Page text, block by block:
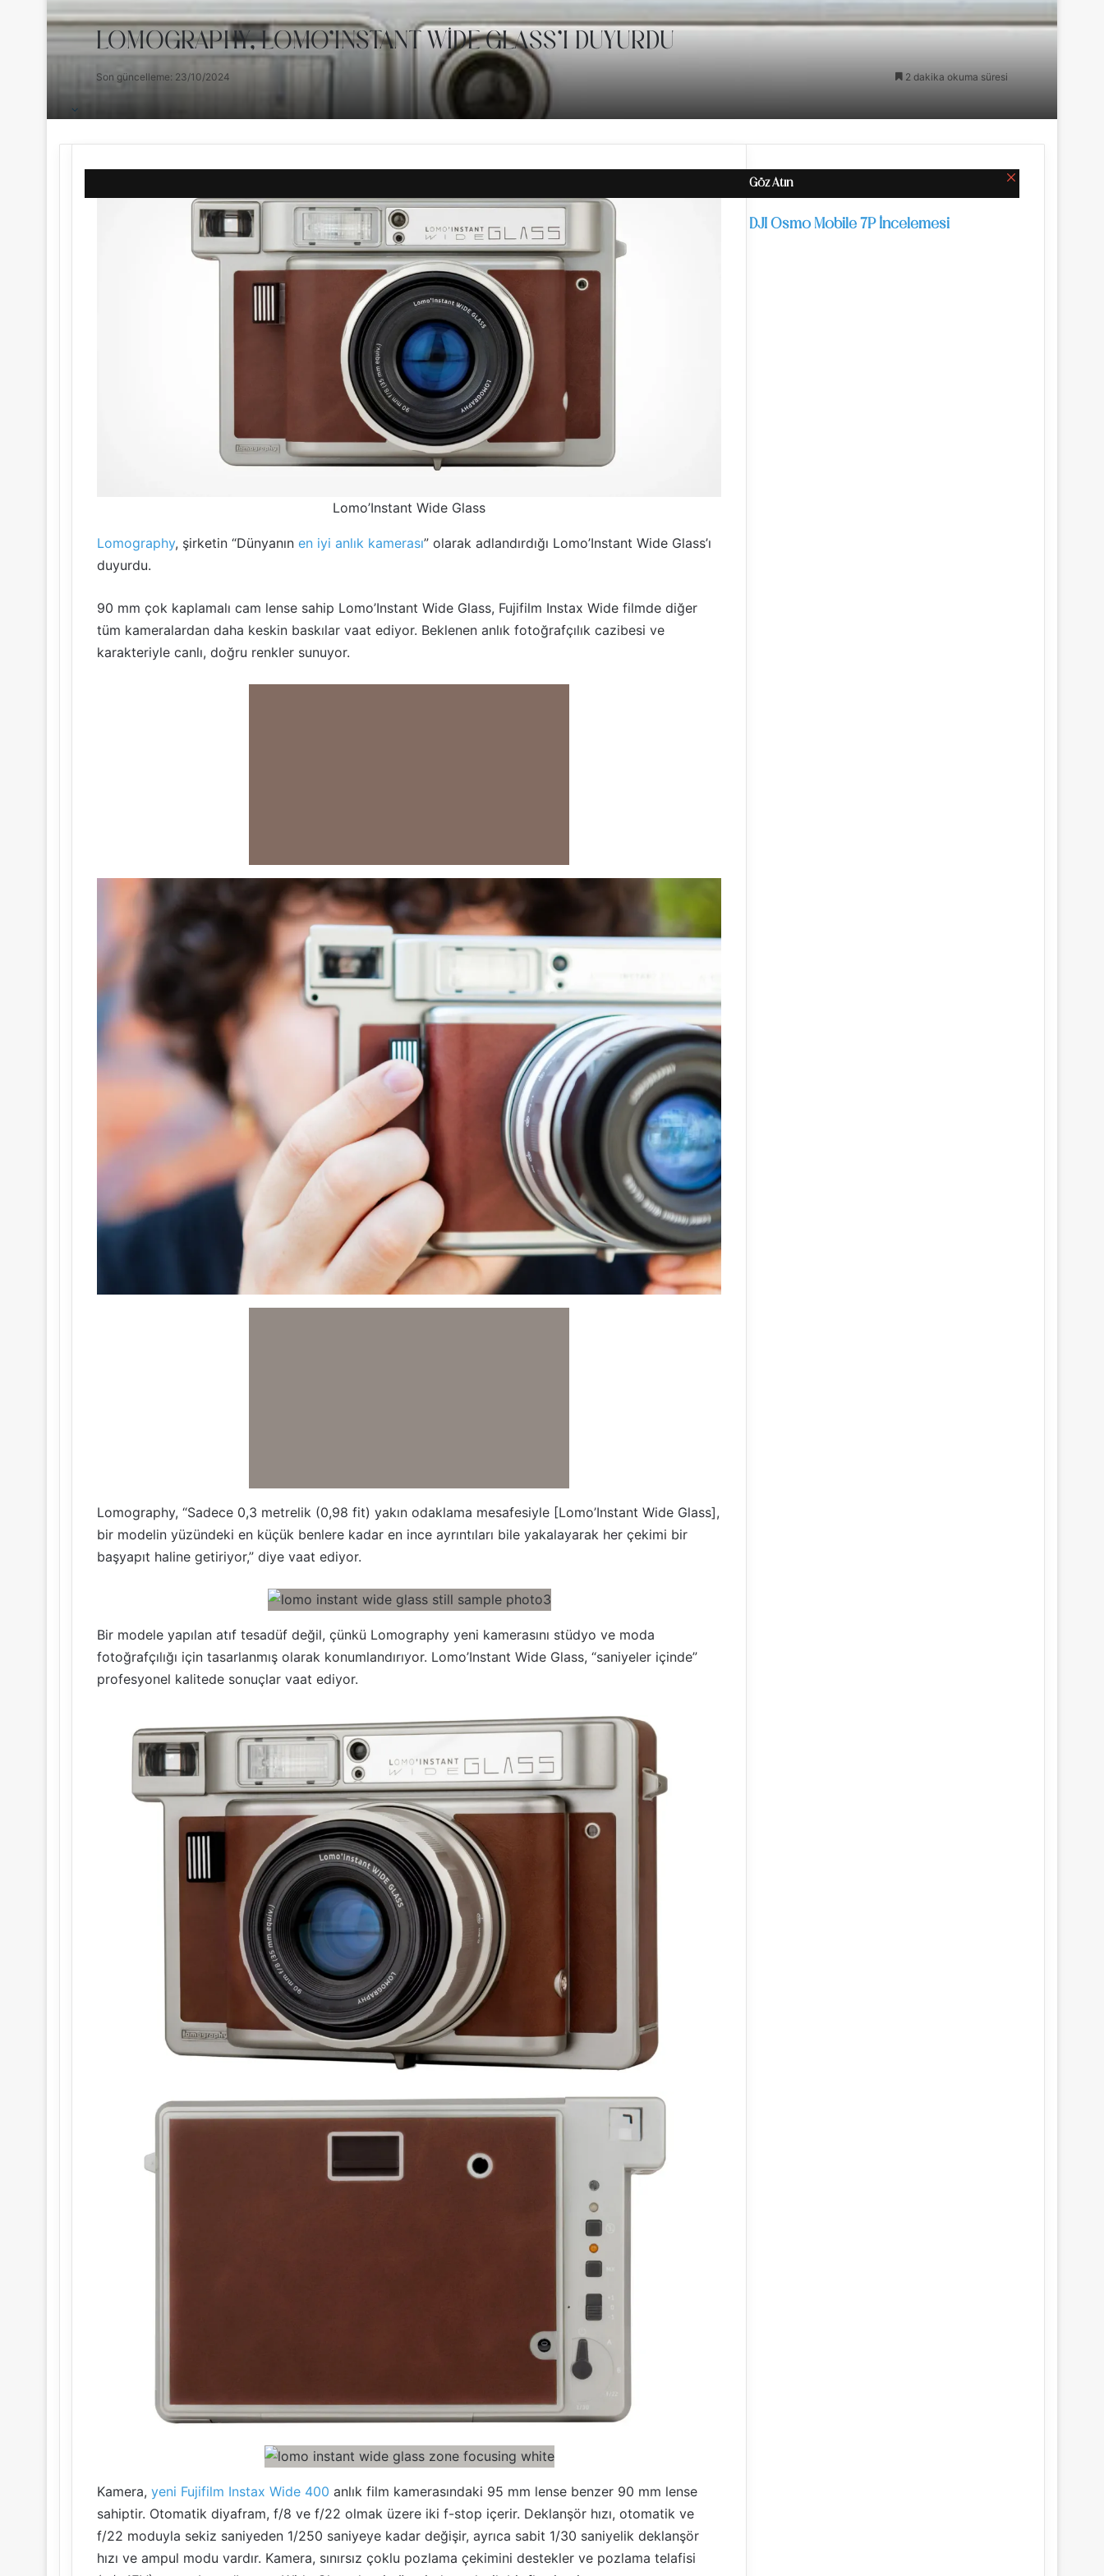
LOMOGRAPHY, LOMO’INSTANT WIDE GLASS’I DUYURDU
Son güncelleme: 23/10/2024 2 dakika okuma süresi
Lomo’Instant Wide Glass
Lomography, şirketin “Dünyanın en iyi anlık kamerası” olarak adlandırdığı Lomo’Instant Wide Glass’ı
duyurdu.
90 mm çok kaplamalı cam lense sahip Lomo’Instant Wide Glass, Fujifilm Instax Wide filmde diğer
tüm kameralardan daha keskin baskılar vaat ediyor. Beklenen anlık fotoğrafçılık cazibesi ve
karakteriyle canlı, doğru renkler sunuyor.
Lomography, “Sadece 0,3 metrelik (0,98 fit) yakın odaklama mesafesiyle [Lomo’Instant Wide Glass],
bir modelin yüzündeki en küçük benlere kadar en ince ayrıntıları bile yakalayarak her çekimi bir
başyapıt haline getiriyor,” diye vaat ediyor.
Bir modele yapılan atıf tesadüf değil, çünkü Lomography yeni kamerasını stüdyo ve moda
fotoğrafçılığı için tasarlanmış olarak konumlandırıyor. Lomo’Instant Wide Glass, “saniyeler içinde”
profesyonel kalitede sonuçlar vaat ediyor.
Kamera, yeni Fujifilm Instax Wide 400 anlık film kamerasındaki 95 mm lense benzer 90 mm lense
sahiptir. Otomatik diyafram, f/8 ve f/22 olmak üzere iki f-stop içerir. Deklanşör hızı, otomatik ve
f/22 moduyla sekiz saniyeden 1/250 saniyeye kadar değişir, ayrıca sabit 1/30 saniyelik deklanşör
hızı ve ampul modu vardır. Kamera, sınırsız çoklu pozlama çekimini destekler ve pozlama telafisi
Göz Atın
DJI Osmo Mobile 7P İncelemesi